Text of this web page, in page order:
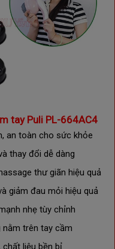
tay Puli PL-664AC4
an toàn cho sức khỏe
thay đổi dễ dàng
thư giãn hiệu quả
giảm đau mỏi hiệu quả
nhẹ tùy chỉnh
nằm trên tay cầm
chất liệu bền bỉ